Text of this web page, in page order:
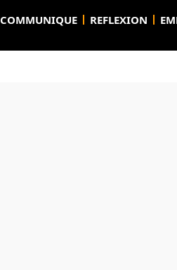
COMMUNIQUE REFLEXION